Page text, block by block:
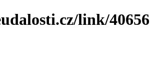
link/40656